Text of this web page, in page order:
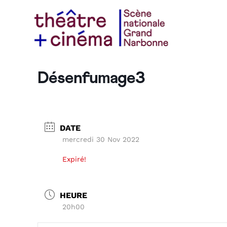
Désenfumage3
DATE
mercredi 30 Nov 2022
Expiré!
HEURE
20h00